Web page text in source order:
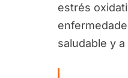
estrés
saludable y